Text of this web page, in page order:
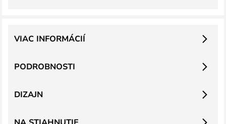
PODROBNOSTI
VIAC INFORMÁCIÍ
DIZAJN